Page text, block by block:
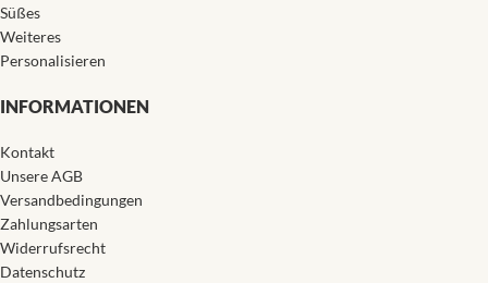
Süßes
Weiteres
Personalisieren
INFORMATIONEN
Kontakt
Unsere AGB
Versandbedingungen
Zahlungsarten
Widerrufsrecht
Datenschutz